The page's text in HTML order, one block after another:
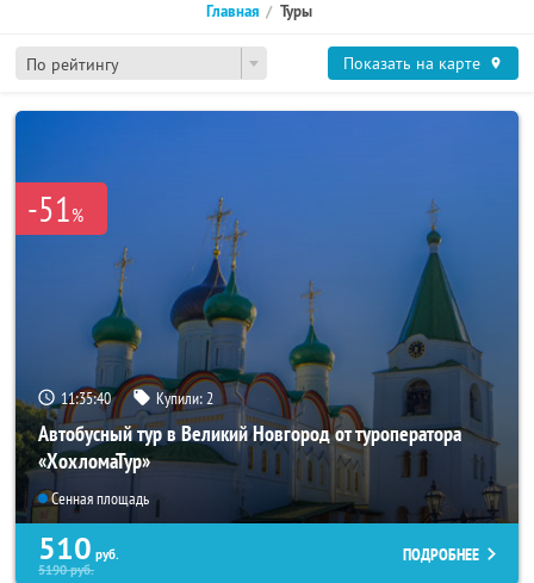
По рейтингу
Главная Туры
Показать на карте
-51%
11:35:38 Купили: 2
Автобусный тур в Великий Новгород от туроператора
«ХохломаТур»
Сенная площадь
510 руб.
5190руб.
ПОДРОБНЕЕ